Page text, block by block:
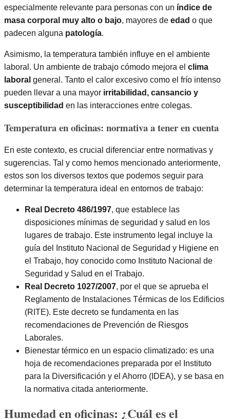
especialmente relevante para personas con un índice de
masa corporal muy alto o bajo, mayores de edad o que
padecen alguna patología.
Asimismo, la temperatura también influye en el ambiente
laboral. Un ambiente de trabajo cómodo mejora el clima
laboral general. Tanto el calor excesivo como el frío intenso
pueden llevar a una mayor irritabilidad, cansancio y
susceptibilidad en las interacciones entre colegas.
Temperatura en oficinas: normativa a tener en cuenta
En este contexto, es crucial diferenciar entre normativas y
sugerencias. Tal y como hemos mencionado anteriormente,
estos son los diversos textos que podemos seguir para
determinar la temperatura ideal en entornos de trabajo:
Real Decreto 486/1997, que establece las
disposiciones mínimas de seguridad y salud en los
lugares de trabajo. Este instrumento legal incluye la
guía del Instituto Nacional de Seguridad y Higiene en
el Trabajo, hoy conocido como Instituto Nacional de
Seguridad y Salud en el Trabajo.
Real Decreto 1027/2007, por el que se aprueba el
Reglamento de Instalaciones Térmicas de los Edificios
(RITE). Este decreto se fundamenta en las
recomendaciones de Prevención de Riesgos
Laborales.
Bienestar térmico en un espacio climatizado: es una
hoja de recomendaciones preparada por el Instituto
para la Diversificación y el Ahorro (IDEA), y se basa en
la normativa citada anteriormente.
Humedad en oficinas: ¿Cuál es el